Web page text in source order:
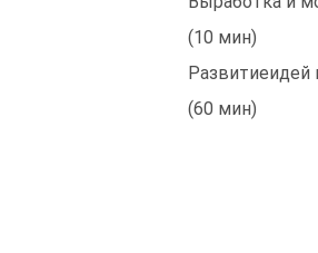
(10 мин)
Развитиеидей
(60 мин)